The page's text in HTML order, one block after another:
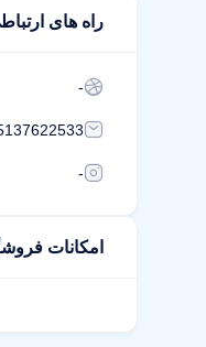
راه های
-
-
امکانات